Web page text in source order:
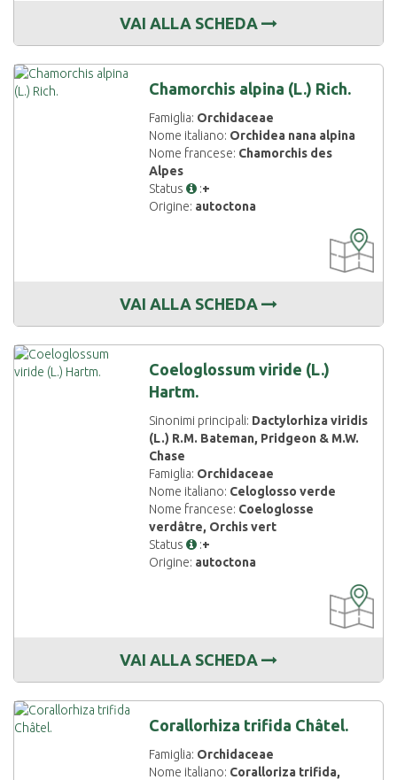
VAI ALLA SCHEDA
Chamorchis alpina (L.) Rich.
Famiglia: Orchidaceae
Nome italiano: Orchidea nana alpina
Nome francese: Chamorchis des
Alpes
Status
:+
Origine: autoctona
DISPONIBILE
VAI ALLA SCHEDA
Coeloglossum viride (L.)
Hartm.
Sinonimi principali: Dactylorhiza viridis
(L.) R.M. Bateman, Pridgeon & M.W.
Chase
Famiglia: Orchidaceae
Nome italiano: Celoglosso verde
Nome francese: Coeloglosse
verdâtre, Orchis vert
Status
:+
Origine: autoctona
DISPONIBILE
VAI ALLA SCHEDA
Corallorhiza trifida Châtel.
Famiglia: Orchidaceae
Nome italiano: Coralloriza trifida,